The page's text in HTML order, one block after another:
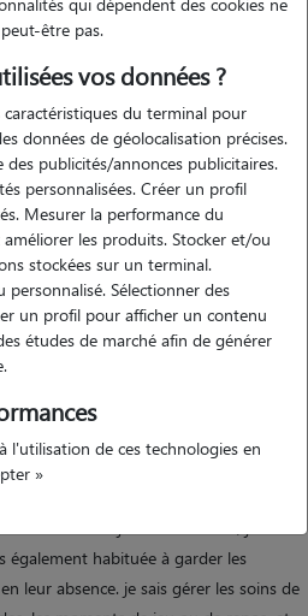
toujours, j'ai grandi entourée de
de m'occuper des vôtres avec sérieux,
habitudes. je m'adapte à chaque animal
s'il s'agissait du mien.
également habituée à garder les
leur absence. je sais gérer les soins de
être pas.
vos données ?
du terminal pour
données de géolocalisation précises.
publicités/annonces publicitaires.
personnalisées. Créer un profil
Mesurer la performance du
les produits. Stocker et/ou
stockées sur un terminal.
Sélectionner des
un profil pour afficher un contenu
études de marché afin de générer
l'utilisation de ces technologies en
»